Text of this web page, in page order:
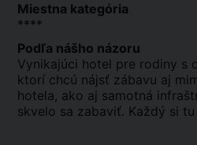
Miestna kategória
****
Podľa nášho názoru
Vynikajúci hotel pre rodiny s
ktorí chcú nájsť zábavu aj
hotela, ako aj samotná
skvelo sa zabaviť. Každý si